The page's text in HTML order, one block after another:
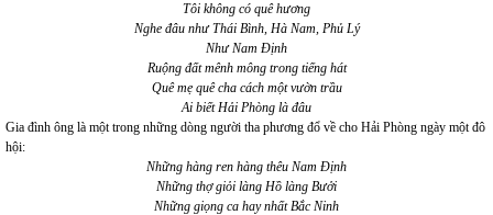
Tôi không có quê hương
Nghe đâu như Thái Bình, Hà Nam, Phủ Lý
Như Nam Định
Ruộng đất mênh mông trong tiếng hát
Quê mẹ quê cha cách một vườn trầu
Ai biết Hải Phòng là đâu
Gia đình ông là một trong những dòng người tha phương đổ về cho Hải Phòng ngày một đô
hội:
Những hàng ren hàng thêu Nam Định
Những thợ giỏi làng Hồ làng Bưởi
Những giọng ca hay nhất Bắc Ninh